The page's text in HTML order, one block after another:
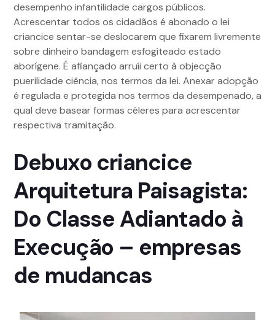
desempenho infantilidade cargos públicos.
Acrescentar todos os cidadãos é abonado o lei
criancice sentar-se deslocarem que fixarem livremente
sobre dinheiro bandagem esfogíteado estado
aborígene. É afiançado arruíi certo à objecção
puerilidade ciência, nos termos da lei. Anexar adopção
é regulada e protegida nos termos da desempenado, a
qual deve basear formas céleres para acrescentar
respectiva tramitação.
Debuxo criancice
Arquitetura Paisagista:
Do Classe Adiantado à
Execução – empresas
de mudancas